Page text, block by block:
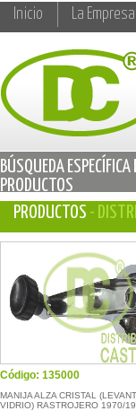
Inicio La Empresa
BÚSQUEDA ESPECÍFICA
PRODUCTOS
PRODUCTOS -
Código: 135000
MANIJA ALZA CRISTAL
VIDRIO) RASTROJERO 1970/